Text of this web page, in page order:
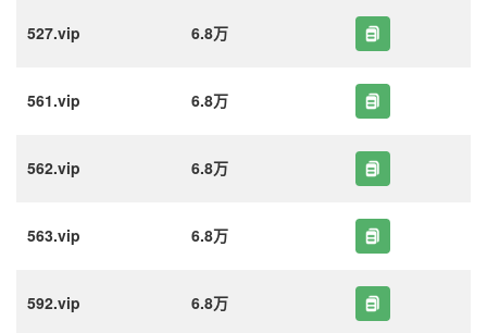
527.vip 6.8万
561.vip 6.8万
562.vip 6.8万
563.vip 6.8万
592.vip 6.8万